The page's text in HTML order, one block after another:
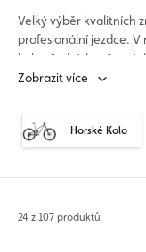
Velký výběr kvalitních
profesionální jezdce. V
kola předních
Frog.
Zobrazit více
Horské Kolo
24 z 107 produktů